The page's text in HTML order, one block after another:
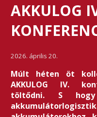
AKKULOG
2026. április 20.
Múlt héten öt
AKKULOG IV.
töltődni. S